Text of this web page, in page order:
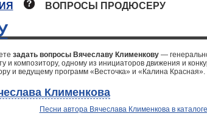
ВОПРОСЫ ПРОДЮСЕРУ
задать вопросы Вячеславу Клименкову—
и композитору, одному из инициаторов движения и
и ведущему программ «Весточка» и «Калина Красная».
Клименкова
Песни автора Вячеслава Клименкова в